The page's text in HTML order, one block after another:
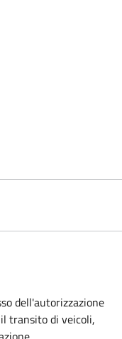
dell'autorizzazione
transito di veicoli,